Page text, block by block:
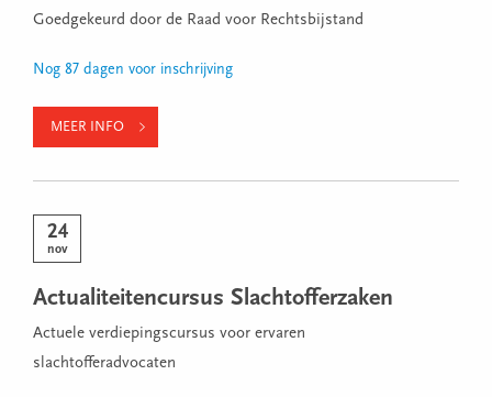
Goedgekeurd door de Raad voor Rechtsbijstand
Nog 87 dagen voor inschrijving
MEER INFO
24
nov
Actualiteitencursus Slachtofferzaken
Actuele verdiepingscursus voor ervaren
slachtofferadvocaten